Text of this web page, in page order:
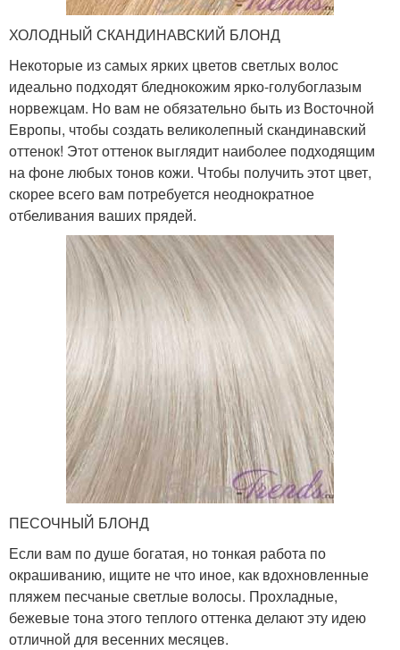
ХОЛОДНЫЙ СКАНДИНАВСКИЙ БЛОНД
Некоторые из самых ярких цветов светлых волос
идеально подходят бледнокожим ярко-голубоглазым
норвежцам. Но вам не обязательно быть из Восточной
Европы, чтобы создать великолепный скандинавский
оттенок! Этот оттенок выглядит наиболее подходящим
на фоне любых тонов кожи. Чтобы получить этот цвет,
скорее всего вам потребуется неоднократное
отбеливания ваших прядей.
ПЕСОЧНЫЙ БЛОНД
Если вам по душе богатая, но тонкая работа по
окрашиванию, ищите не что иное, как вдохновленные
пляжем песчаные светлые волосы. Прохладные,
бежевые тона этого теплого оттенка делают эту идею
отличной для весенних месяцев.